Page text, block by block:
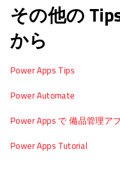
その他の
から
Power Apps Tips
Power Automate
Power Apps で 備品管理ア
Power Apps Tutorial